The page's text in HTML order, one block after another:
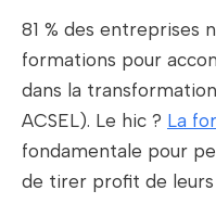
81 % des entreprises
formations pour
dans la
ACSEL). Le hic ? La
fondamentale pour
de tirer profit de leurs